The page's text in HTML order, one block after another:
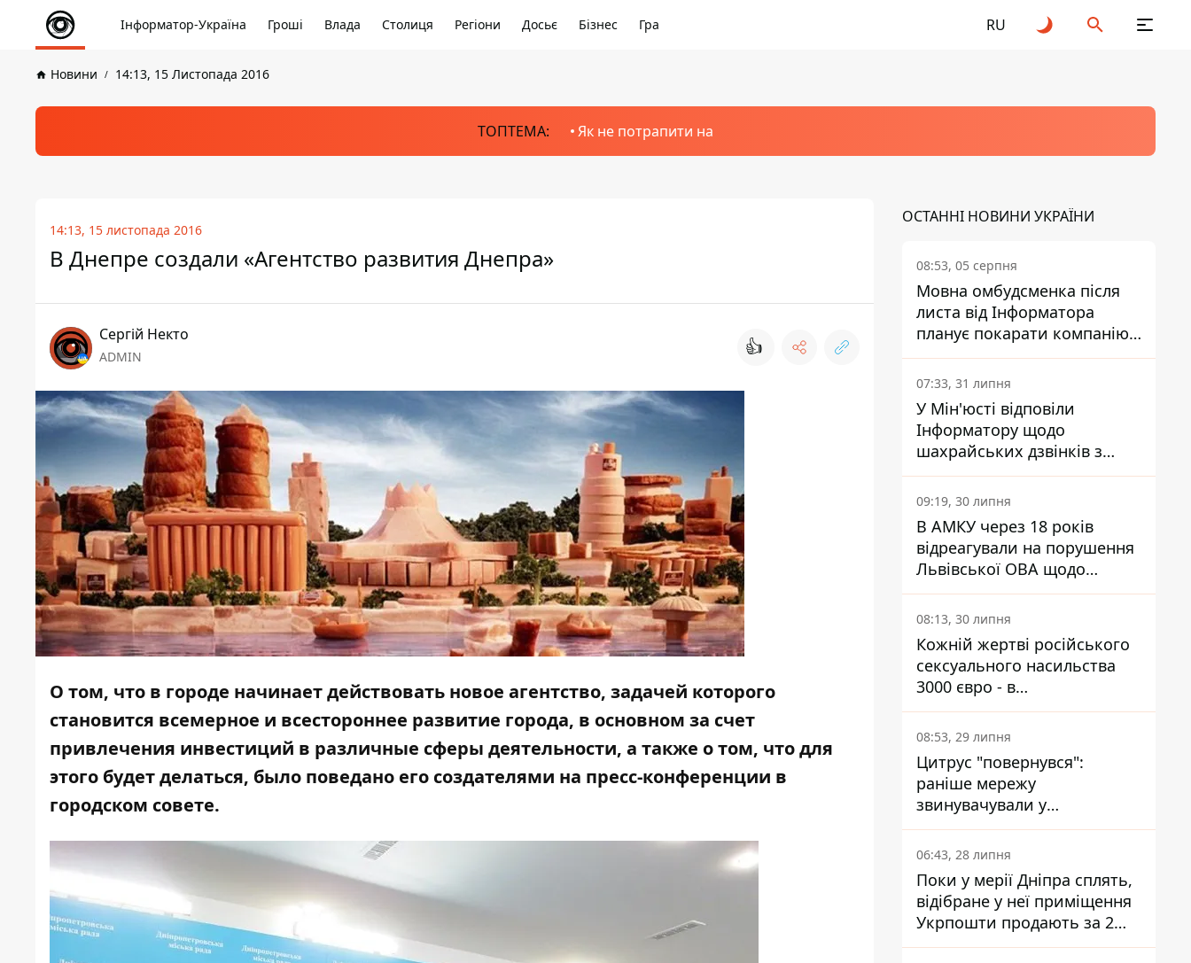
Інформатор-Україна Гроші Влада Столиця Регіони Досьє Бізнес Гра RU
Новини 14:13, 15 Листопада 2016
ТОПТЕМА: Як не потрапити на
14:13, 15 листопада 2016
В Днепре создали «Агентство развития Днепра»
Сергій Некто
ADMIN 👍
О том, что в городе начинает действовать новое агентство, задачей которого
становится всемерное и всестороннее развитие города, в основном за счет
привлечения инвестиций в различные сферы деятельности, а также о том, что для
этого будет делаться, было поведано его создателями на пресс-конференции в
городском совете.
ОСТАННІ НОВИНИ УКРАЇНИ
08:53, 05 серпня
Мовна омбудсменка після
листа від Інформатора
планує покарати компанію-
підрядника ПриватБанку
07:33, 31 липня
У Мін'юсті відповіли
Інформатору щодо
шахрайських дзвінків з
камери Сумського СІЗО так,
що ніхто нічого не зрозумів
09:19, 30 липня
В АМКУ через 18 років
відреагували на порушення
Львівської ОВА щодо
харчування у закладах
освіти
08:13, 30 липня
Кожній жертві російського
сексуального насильства
3000 євро - в
Мінсоцполітики пояснили
Інформатору, звідки на це
гроші
08:53, 29 липня
Цитрус "повернувся":
раніше мережу
звинувачували у
контрабанді техніки та
ухиленні від сплати
податків
06:43, 28 липня
Поки у мерії Дніпра сплять,
відібране у неї приміщення
Укрпошти продають за 2
мільйони